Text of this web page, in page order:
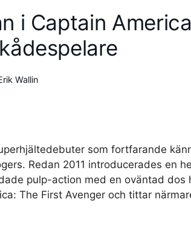
i Captain
Wallin
som fortfarande
Redan 2011 introducerades en
pulp-action med en oväntad dos
The First Avenger och tittar